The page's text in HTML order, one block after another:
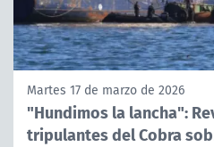
Martes 17 de marzo de 2026
"Hundimos la lancha":
tripulantes del Cobra